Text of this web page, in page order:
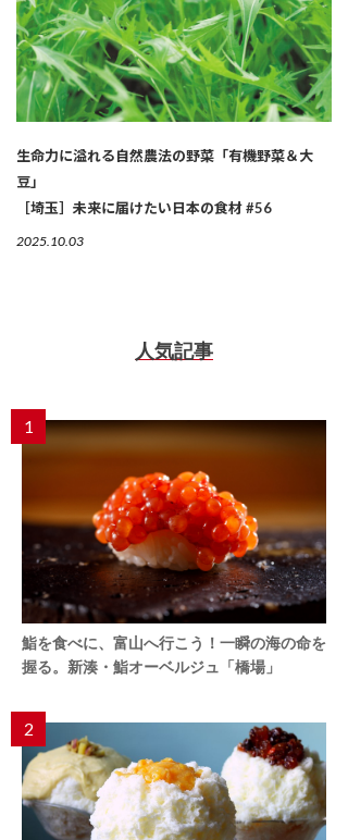
生命力に溢れる自然農法の野菜「有機野菜＆大
豆」
［埼玉］未来に届けたい日本の食材 #56
2025.10.03
人気記事
1
鮨を食べに、富山へ行こう！一瞬の海の命を
握る。新湊・鮨オーベルジュ「橋場」
2